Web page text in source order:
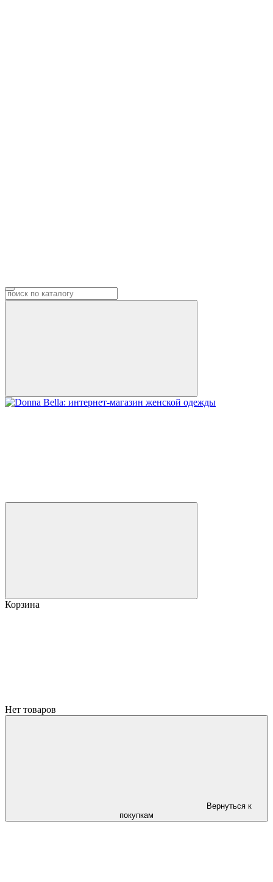
Корзина
Нет товаров
Вернуться к
покупкам